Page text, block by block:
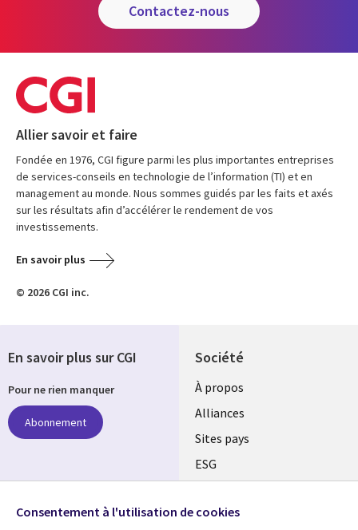
contactez-nous
Allier savoir et faire
Fondée en 1976, CGI figure parmi les plus importantes entreprises
de services-conseils en technologie de l’information (TI) et en
management au monde. Nous sommes guidés par les faits et axés
sur les résultats afin d’accélérer le rendement de vos
investissements.
En savoir plus
© 2026 CGI inc.
Société
À propos
Alliances
Sites pays
ESG
Fusions
En savoir plus sur CGI
Pour ne rien manquer
Abonnement
Suivez-nous
Consentement à l'utilisation de cookies